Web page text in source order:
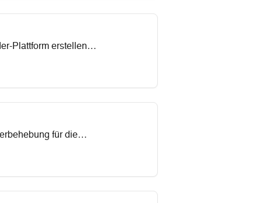
Plattform erstellen
für die
straffen,
- unsere